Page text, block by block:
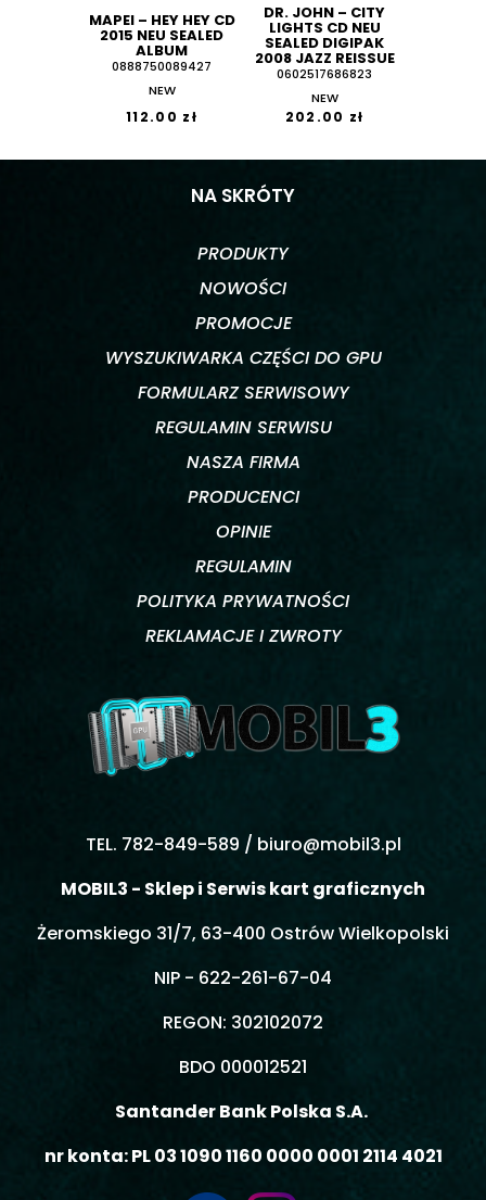
MAPEI ‎– HEY HEY CD
2015 NEU SEALED
ALBUM
0888750089427
NEW
112.00 zł
DR. JOHN ‎– CITY
LIGHTS CD NEU
SEALED DIGIPAK
2008 JAZZ REISSUE
0602517686823
NEW
202.00 zł
NA SKRÓTY
PRODUKTY
NOWOŚCI
PROMOCJE
WYSZUKIWARKA CZĘŚCI DO GPU
FORMULARZ SERWISOWY
REGULAMIN SERWISU
NASZA FIRMA
PRODUCENCI
OPINIE
REGULAMIN
POLITYKA PRYWATNOŚCI
REKLAMACJE I ZWROTY
TEL. 782-849-589 / biuro@mobil3.pl
MOBIL3 - Sklep i Serwis kart graficznych
Żeromskiego 31/7, 63-400 Ostrów Wielkopolski
NIP - 622-261-67-04
REGON: 302102072
BDO 000012521
Santander Bank Polska S.A.
nr konta: PL 03 1090 1160 0000 0001 2114 4021